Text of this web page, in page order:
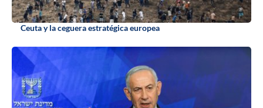
Ceuta y la ceguera estratégica europea